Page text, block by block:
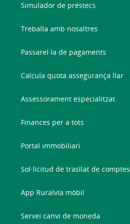
Simulador de préstecs
Treballa amb nosaltres
Passarel·la de pagaments
Calcula quota assegurança llar
Assessorament especialitzat
Finances per a tots
Portal immobiliari
Sol·licitud de trasllat de comptes
App Ruralvía mòbil
Servei canvi de moneda